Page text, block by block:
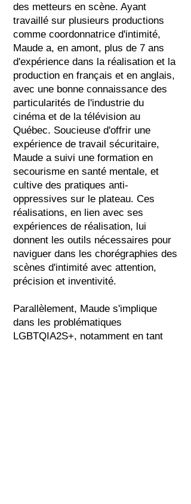
des metteurs en scène. Ayant
travaillé sur plusieurs productions
comme coordonnatrice d'intimité,
Maude a, en amont, plus de 7 ans
d'expérience dans la réalisation et la
production en français et en anglais,
avec une bonne connaissance des
particularités de l'industrie du
cinéma et de la télévision au
Québec. Soucieuse d'offrir une
expérience de travail sécuritaire,
Maude a suivi une formation en
secourisme en santé mentale, et
cultive des pratiques anti-
oppressives sur le plateau. Ces
réalisations, en lien avec ses
expériences de réalisation, lui
donnent les outils nécessaires pour
naviguer dans les chorégraphies des
scènes d'intimité avec attention,
précision et inventivité.
Parallèlement, Maude s'implique
dans les problématiques
LGBTQIA2S+, notamment en tant